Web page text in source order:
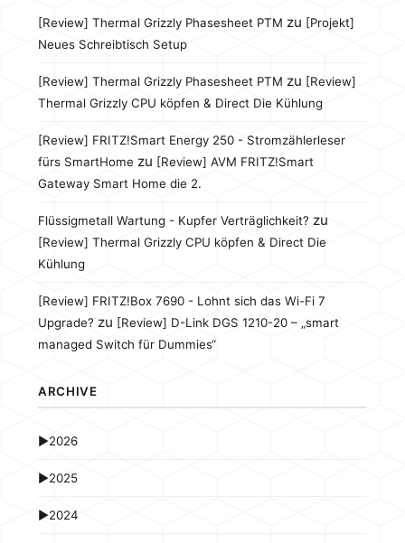
[Review] Thermal Grizzly Phasesheet PTM zu [Projekt]
Neues Schreibtisch Setup
[Review] Thermal Grizzly Phasesheet PTM zu [Review]
Thermal Grizzly CPU köpfen & Direct Die Kühlung
[Review] FRITZ!Smart Energy 250 - Stromzählerleser
fürs SmartHome zu [Review] AVM FRITZ!Smart
Gateway Smart Home die 2.
Flüssigmetall Wartung - Kupfer Verträglichkeit? zu
[Review] Thermal Grizzly CPU köpfen & Direct Die
Kühlung
[Review] FRITZ!Box 7690 - Lohnt sich das Wi-Fi 7
Upgrade? zu [Review] D-Link DGS 1210-20 – „smart
managed Switch für Dummies“
ARCHIVE
►2026
►2025
►2024